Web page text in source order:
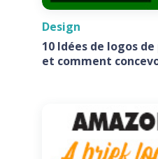
Design
10 Idées de logos
et comment